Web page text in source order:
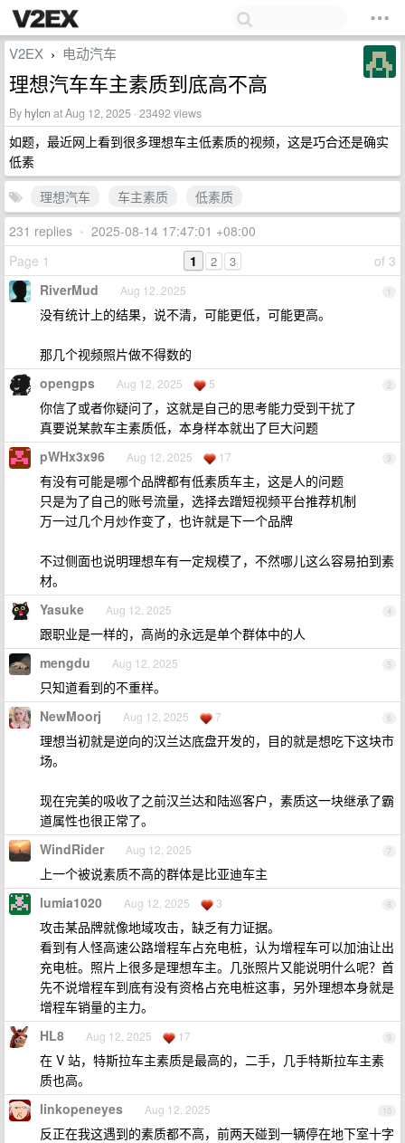
V2EX › 电动汽车
理想汽车车主素质到底高不高
By hylcn at Aug 12, 2025 · 23492 views
如题，最近网上看到很多理想车主低素质的视频，这是巧合还是确实
低素
理想汽车
车主素质
低素质
231 replies • 2025-08-14 17:47:01 +08:00
Page 1
of 3
1 2 3
1
RiverMud Aug 12, 2025
没有统计上的结果，说不清，可能更低，可能更高。
那几个视频照片做不得数的
2
opengps Aug 12, 2025 5
你信了或者你疑问了，这就是自己的思考能力受到干扰了
真要说某款车主素质低，本身样本就出了巨大问题
3
pWHx3x96 Aug 12, 2025 17
有没有可能是哪个品牌都有低素质车主，这是人的问题
只是为了自己的账号流量，选择去蹭短视频平台推荐机制
万一过几个月炒作变了，也许就是下一个品牌
不过侧面也说明理想车有一定规模了，不然哪儿这么容易拍到素
材。
4
Yasuke Aug 12, 2025
跟职业是一样的，高尚的永远是单个群体中的人
5
mengdu Aug 12, 2025
只知道看到的不重样。
6
NewMoorj Aug 12, 2025 7
理想当初就是逆向的汉兰达底盘开发的，目的就是想吃下这块市
场。
现在完美的吸收了之前汉兰达和陆巡客户，素质这一块继承了霸
道属性也很正常了。
7
WindRider Aug 12, 2025
上一个被说素质不高的群体是比亚迪车主
8
lumia1020 Aug 12, 2025 3
攻击某品牌就像地域攻击，缺乏有力证据。
看到有人怪高速公路增程车占充电桩，认为增程车可以加油让出
充电桩。照片上很多是理想车主。几张照片又能说明什么呢？首
先不说增程车到底有没有资格占充电桩这事，另外理想本身就是
增程车销量的主力。
9
HL8 Aug 12, 2025 17
在 V 站，特斯拉车主素质是最高的，二手，几手特斯拉车主素
质也高。
10
linkopeneyes Aug 12, 2025
反正在我这遇到的素质都不高，前两天碰到一辆停在地下室十字